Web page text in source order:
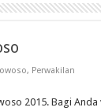
, Perwakilan
2015. Bagi